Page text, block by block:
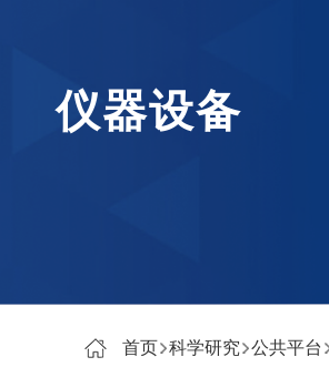
仪器设备
首页 科学研究 公共平台